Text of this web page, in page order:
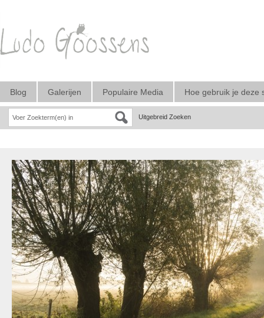
Blog Galerijen Populaire Media Hoe gebruik je deze
Uitgebreid Zoeken